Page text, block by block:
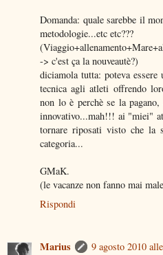
Domanda: quale sarebbe il
metodologie...etc etc???
-> c'est ça la nouveautè?)
diciamola tutta: poteva
tecnica agli atleti offrendo
non lo è perchè se la
innovativo...mah!!! ai "miei"
tornare riposati visto che la
categoria...
GMaK.
(le vacanze non fanno mai
Rispondi
Marius
9 agosto 2010